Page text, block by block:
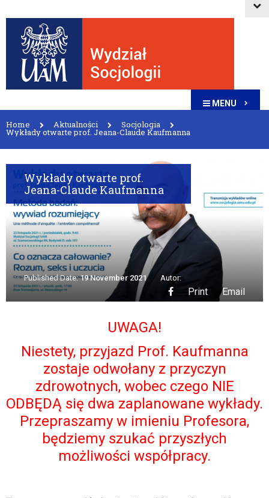
MENU
Home Aktualności Socjologia
Wykłady otwarte prof. Jeana-Claude Kaufmanna
Wykłady otwarte prof.
Jeana-Claude Kaufmanna
Print Email
Published Date:19 November 2021 Autor:
UWAGA!
Niestety, przyjazd Prof. Kaufmanna
zostaje odwołany z przyczyn
zdrowotnych, wobec czego NIE
ODBĘDĄ się dwa zaplanowane wykłady.
Przepraszamy w imieniu Profesora,
będziemy szukać przyszłych
możliwości współpracy.